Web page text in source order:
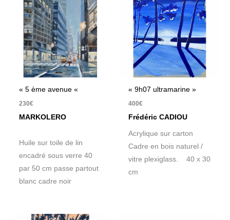
« 5 ème avenue «
230€
MARKOLERO
Huile sur toile de lin
encadré sous verre 40
par 50 cm passe partout
blanc cadre noir
« 9h07 ultramarine »
400€
Frédéric CADIOU
Acrylique sur carton
Cadre en bois naturel /
vitre plexiglass. 40 x 30
cm